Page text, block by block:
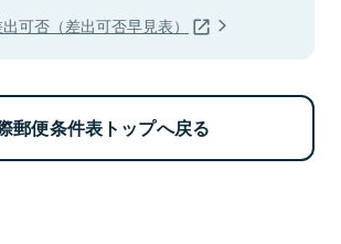
可否（差出可否早見表）
郵便条件表トップへ戻る